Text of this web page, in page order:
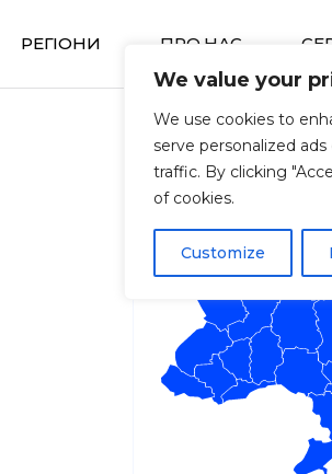
We value your
We use cookies to
serve personalized
traffic. By clicking
of cookies.
Customize
РЕГIОНИ ПРО НАС